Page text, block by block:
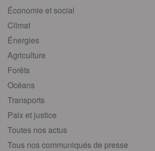
Économie et social
Climat
Énergies
Agriculture
Forêts
Océans
Transports
Paix et justice
Toutes nos actus
Tous nos communiqués de presse